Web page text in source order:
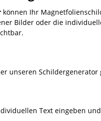
können Ihr
Bilder oder die
unseren Schildergenerator
Text eingeben